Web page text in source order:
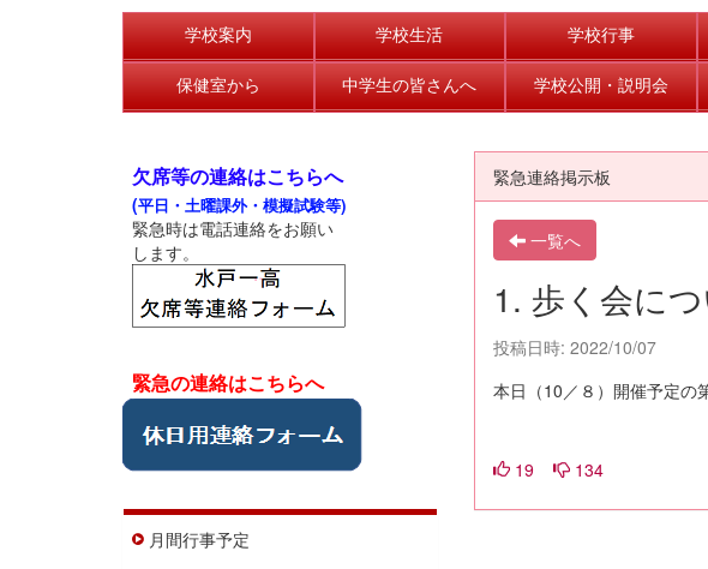
学校案内 学校生活 学校行事
保健室から 中学生の皆さんへ 学校公開・説明会
緊急連絡掲示板
一覧へ
1. 歩く会に
投稿日時: 2022/10/07
本日（10／８）開催予定の
19 134
欠席等の連絡はこちらへ
(平日・土曜課外・模擬試験等)
緊急時は電話連絡をお願い
します。
緊急の連絡はこちらへ
月間行事予定